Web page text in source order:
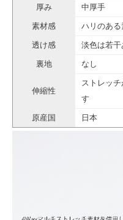
厚み 中厚手
素材感 ハリのある
透け感 淡色は若干
裏地 なし
伸縮性
ストレッ
す
原産国 日本